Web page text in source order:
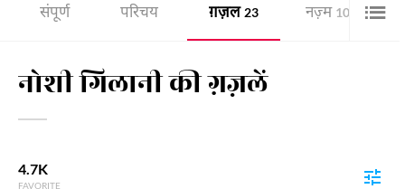
संपूर्ण परिचय ग़ज़ल 23 नज़्म 10
नोशी गिलानी की ग़ज़लें
4.7K
FAVORITE